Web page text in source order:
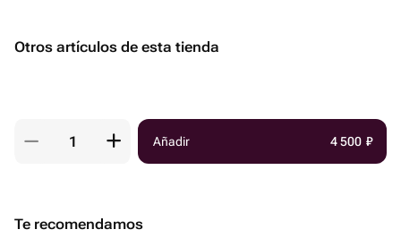
Otros artículos de esta tienda
Añadir 4 500 ₽
Te recomendamos